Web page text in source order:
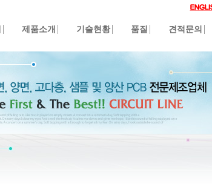
제품소개 기술현황 품질 견적문의